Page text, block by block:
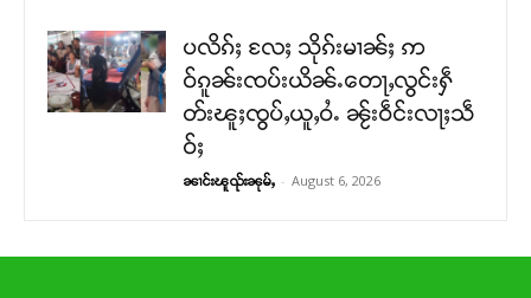
ပလိၵ်ႈ လႄႈ သိုၵ်းမၢၼ်ႈ ဢ
ဝ်ၵူၼ်းၸပ်းယိၼ်ႉတေႃႇလွင်းႁဵ
တ်းၽူႈၸွပ်ႇယူႇဝႆႉ ၼႂ်းဝဵင်းလႃႈသဵ
ဝ်ႈ
ၼၢင်းၽူၺ်းၼုမ်ႇ - August 6, 2026